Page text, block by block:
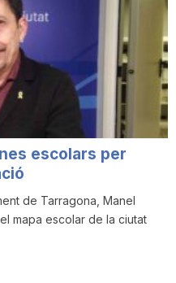
escolars per
de Tarragona, Manel
mapa escolar de la ciutat